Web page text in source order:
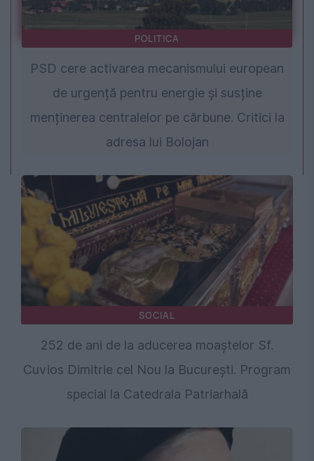
POLITICA
PSD cere activarea mecanismului european
de urgență pentru energie și susține
menținerea centralelor pe cărbune. Critici la
adresa lui Bolojan
SOCIAL
252 de ani de la aducerea moaștelor Sf.
Cuvios Dimitrie cel Nou la București. Program
special la Catedrala Patriarhală